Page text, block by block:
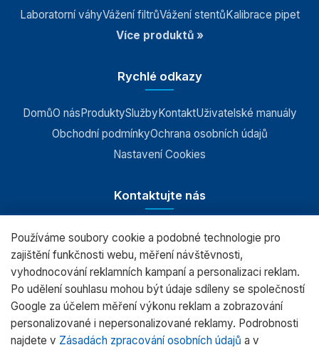
Laboratorní váhyVážení filtrůVážení stentůKalibrace pipet
Více produktů »
Rychlé odkazy
DomůO násProduktySlužbyKontaktUživatelské manuály
Obchodní podmínkyOchrana osobních údajů
Nastavení Cookies
Kontaktujte nás
RADWAG CZ s.r.o., Šumperk
+420 583 210 016
obchod@radwag.cz
(PO - PÁ) 7:00 - 15:30
Používáme soubory cookie a podobné technologie pro
zajištění funkčnosti webu, měření návštěvnosti,
vyhodnocování reklamních kampaní a personalizaci reklam.
Po udělení souhlasu mohou být údaje sdíleny se společností
Google za účelem měření výkonu reklam a zobrazování
personalizované i nepersonalizované reklamy. Podrobnosti
najdete v Zásadách zpracování osobních údajů a v